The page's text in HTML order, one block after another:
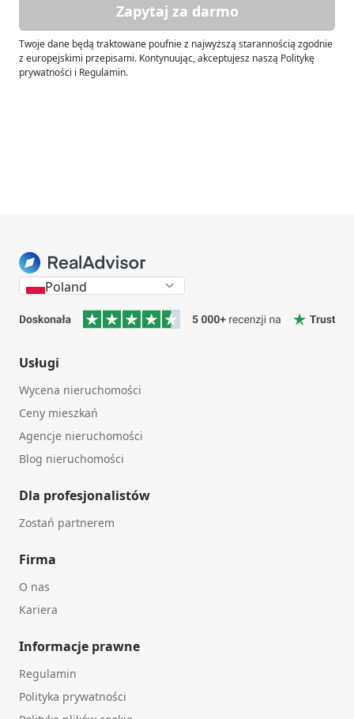
Zapytaj za darmo
Twoje dane będą traktowane poufnie z najwyższą starannością zgodnie
z europejskimi przepisami. Kontynuując, akceptujesz naszą Politykę
prywatności i Regulamin.
Poland
Usługi
Wycena nieruchomości
Ceny mieszkań
Agencje nieruchomości
Blog nieruchomości
Dla profesjonalistów
Zostań partnerem
Firma
O nas
Kariera
Informacje prawne
Regulamin
Polityka prywatności